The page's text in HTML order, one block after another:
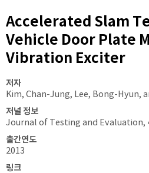
Accelerated Slam
Vehicle Door Plate
Vibration Exciter
저자
Kim, Chan-Jung, Lee, Bong-Hyun,
저널 정보
Journal of Testing and Evaluation,
출간연도
2013
링크